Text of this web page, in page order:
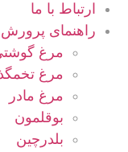
ارتباط با ما
راهنمای پرورش
مرغ
مرغ
مرغ مادر
بوقلمون
بلدرچین